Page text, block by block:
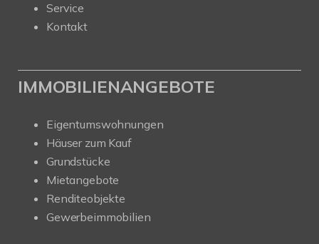
Service
Kontakt
IMMOBILIENANGEBOTE
Eigentumswohnungen
Häuser zum Kauf
Grundstücke
Mietangebote
Renditeobjekte
Gewerbeimmobilien